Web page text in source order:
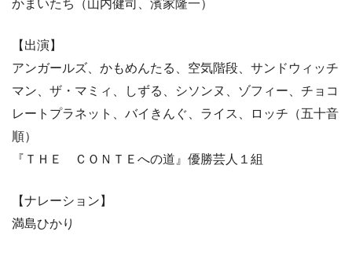
かまいたち（山内健司、濱家隆一）
【出演】
アンガールズ、かもめんたる、空気階段、サンドウィッチ
マン、ザ・マミィ、しずる、シソンヌ、ゾフィー、チョコ
レートプラネット、バイきんぐ、ライス、ロッチ（五十音
順）
『ＴＨＥ ＣＯＮＴＥへの道』優勝芸人１組
【ナレーション】
満島ひかり